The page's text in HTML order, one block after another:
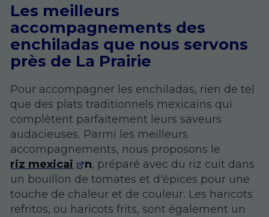
Les meilleurs
accompagnements des
enchiladas que nous servons
près de La Prairie
Pour accompagner les enchiladas, rien de tel
que des plats traditionnels mexicains qui
complètent parfaitement leurs saveurs
audacieuses. Parmi les meilleurs
accompagnements, nous proposons le
riz mexicai
n, préparé avec du riz cuit dans
un bouillon de tomates et d'épices pour une
touche de chaleur et de couleur. Les haricots
refritos, ou haricots frits, sont également un